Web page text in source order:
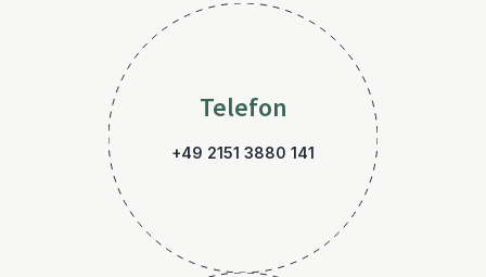
Telefon
+49 2151 3880 141